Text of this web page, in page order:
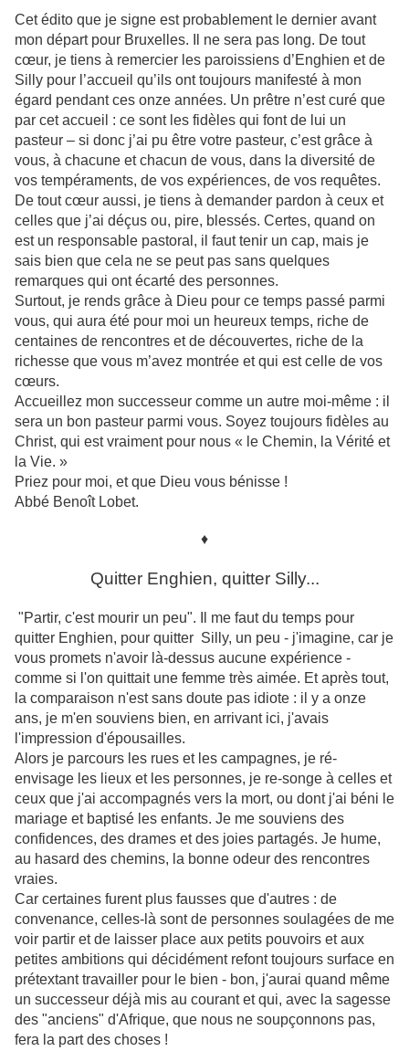
Cet édito que je signe est probablement le dernier avant
mon départ pour Bruxelles. Il ne sera pas long. De tout
cœur, je tiens à remercier les paroissiens d’Enghien et de
Silly pour l’accueil qu’ils ont toujours manifesté à mon
égard pendant ces onze années. Un prêtre n’est curé que
par cet accueil : ce sont les fidèles qui font de lui un
pasteur – si donc j’ai pu être votre pasteur, c’est grâce à
vous, à chacune et chacun de vous, dans la diversité de
vos tempéraments, de vos expériences, de vos requêtes.
De tout cœur aussi, je tiens à demander pardon à ceux et
celles que j’ai déçus ou, pire, blessés. Certes, quand on
est un responsable pastoral, il faut tenir un cap, mais je
sais bien que cela ne se peut pas sans quelques
remarques qui ont écarté des personnes.
Surtout, je rends grâce à Dieu pour ce temps passé parmi
vous, qui aura été pour moi un heureux temps, riche de
centaines de rencontres et de découvertes, riche de la
richesse que vous m’avez montrée et qui est celle de vos
cœurs.
Accueillez mon successeur comme un autre moi-même : il
sera un bon pasteur parmi vous. Soyez toujours fidèles au
Christ, qui est vraiment pour nous « le Chemin, la Vérité et
la Vie. »
Priez pour moi, et que Dieu vous bénisse !
Abbé Benoît Lobet.
♦
Quitter Enghien, quitter Silly...
"Partir, c'est mourir un peu". Il me faut du temps pour
quitter Enghien, pour quitter Silly, un peu - j'imagine, car je
vous promets n'avoir là-dessus aucune expérience -
comme si l'on quittait une femme très aimée. Et après tout,
la comparaison n'est sans doute pas idiote : il y a onze
ans, je m'en souviens bien, en arrivant ici, j'avais
l'impression d'épousailles.
Alors je parcours les rues et les campagnes, je ré-
envisage les lieux et les personnes, je re-songe à celles et
ceux que j'ai accompagnés vers la mort, ou dont j'ai béni le
mariage et baptisé les enfants. Je me souviens des
confidences, des drames et des joies partagés. Je hume,
au hasard des chemins, la bonne odeur des rencontres
vraies.
Car certaines furent plus fausses que d'autres : de
convenance, celles-là sont de personnes soulagées de me
voir partir et de laisser place aux petits pouvoirs et aux
petites ambitions qui décidément refont toujours surface en
prétextant travailler pour le bien - bon, j'aurai quand même
un successeur déjà mis au courant et qui, avec la sagesse
des "anciens" d'Afrique, que nous ne soupçonnons pas,
fera la part des choses !